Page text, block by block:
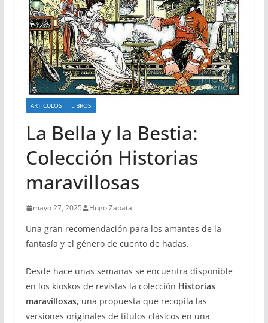
ARTÍCULOS LIBROS
La Bella y la Bestia:
Colección Historias
maravillosas
mayo 27, 2025 Hugo Zapata
Una gran recomendación para los amantes de la
fantasía y el género de cuento de hadas.
Desde hace unas semanas se encuentra disponible
en los kioskos de revistas la colección Historias
maravillosas, una propuesta que recopila las
versiones originales de títulos clásicos en una